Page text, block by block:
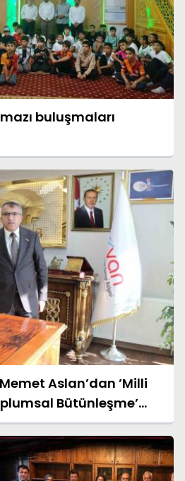
buluşmaları
Aslan’dan ’Milli
Bütünleşme’